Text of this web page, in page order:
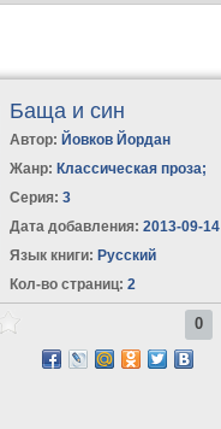
Баща и син
Автор: Йовков Йордан
Жанр: Классическая проза;
Серия: 3
Дата добавления: 2013-09-14
Язык книги: Русский
Кол-во страниц: 2
0